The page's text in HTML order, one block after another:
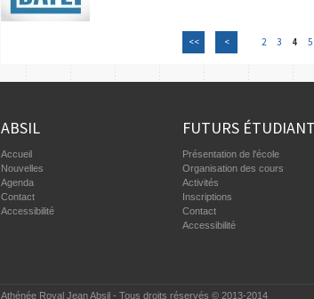
<< < 2 3 4 5
ABSIL
Accueil
Nouvelles
Agenda
Contact
Accessibilité
FUTURS
Présentation de l'école
Organisation des cours
Activités
Inscriptions
Contact
Accessibilité
Athénée Royal Jean Absil - Tous droits réservés © 2013-2014